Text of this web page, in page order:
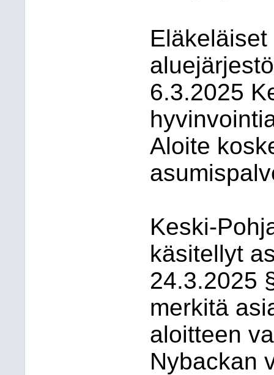
6.3.2025
Aloite
Keski-
käsitellyt
24.3.2025
merkitä
aloitteen
Nybackan